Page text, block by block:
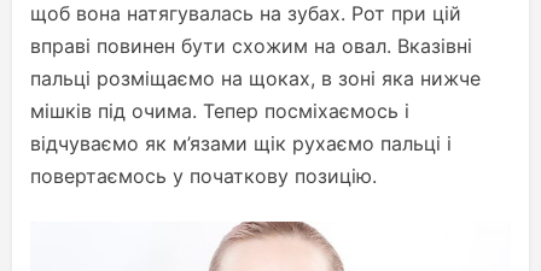
щоб вона натягувалась на зубах. Рот при цій
вправі повинен бути схожим на овал. Вказівні
пальці розміщаємо на щоках, в зоні яка нижче
мішків під очима. Тепер посміхаємось і
відчуваємо як м’язами щік рухаємо пальці і
повертаємось у початкову позицію.